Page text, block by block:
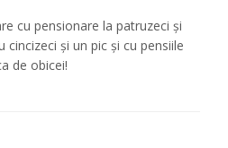
cu pensionare la patruzeci și
cincizeci și un pic și cu pensiile
de obicei!